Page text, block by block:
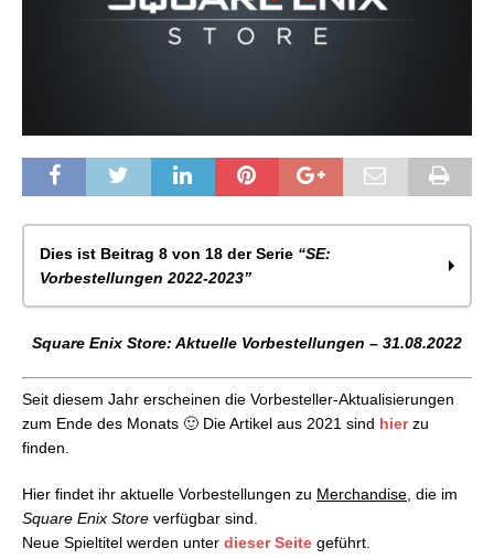
Dies ist Beitrag 8 von 18 der Serie “SE:
Vorbestellungen 2022-2023”
Square Enix Store: Aktuelle Vorbestellungen –
31.01.2022
Square Enix Store: Aktuelle Vorbestellungen –
28.02.2022
Square Enix Store: Aktuelle Vorbestellungen –
31.03.2022
30.04.2022
Square Enix Store: Aktuelle Vorbestellungen –
31.05.2022
Square Enix Store: Aktuelle Vorbestellungen – 31.08.2022
Seit diesem Jahr erscheinen die Vorbesteller-Aktualisierungen
zum Ende des Monats 🙂 Die Artikel aus 2021 sind hierzu
finden.
Hier findet ihr aktuelle Vorbestellungen zu Merchandise , die im
Square Enix Store verfügbar sind.
Neue Spieltitel werden unter dieser Seite geführt.